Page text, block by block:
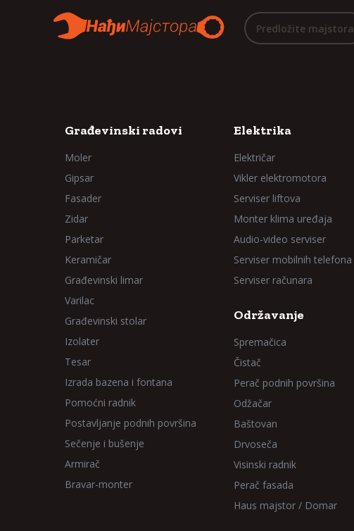
Predložite majstora
Građevinski radovi
Moler
Gipsar
Fasader
Zidar
Parketar
Keramičar
Građevinski limar
Varilac
Građevinski stolar
Izolater
Tesar
Izrada bazena i fontana
Pomoćni radnik
Postavljanje podnih površina
Sečenje i bušenje
Armirač
Bravar-monter
Elektrika
Električar
Vikler elektromotora
Serviser liftova
Monter klima uređaja
Audio-video serviser
Serviser mobilnih telefona
Serviser računara
Održavanje
Spremačica
Čistač
Perač podnih površina
Odžačar
Baštovan
Drvoseča
Visinski radnik
Perač fasada
Haus majstor / Domar